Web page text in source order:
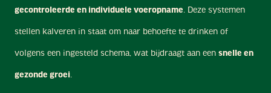
gecontroleerde en individuele voeropname. Deze systemen
stellen kalveren in staat om naar behoefte te drinken of
volgens een ingesteld schema, wat bijdraagt aan een snelle en
gezonde groei.